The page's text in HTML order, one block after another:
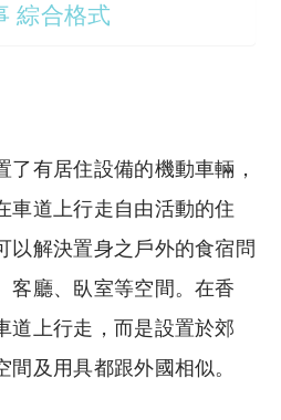
綜合格式
了有居住設備的機動車輛，
車道上行走自由活動的住
以解決置身之戶外的食宿問
客廳、臥室等空間。在香
道上行走，而是設置於郊
間及用具都跟外國相似。